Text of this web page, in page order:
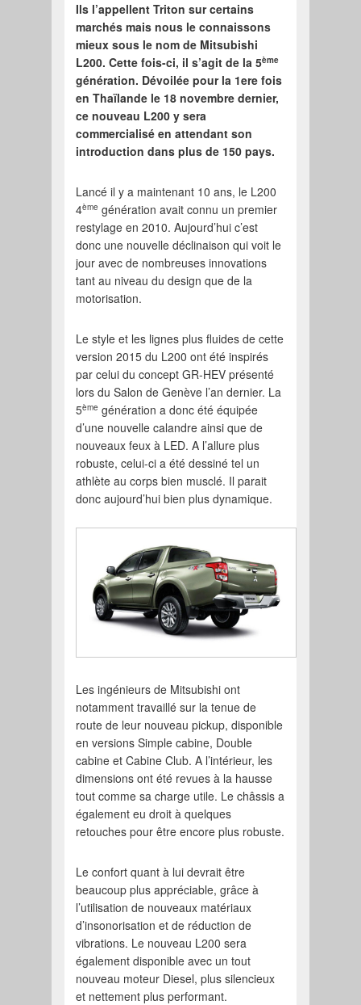
Ils l’appellent Triton sur certains
marchés mais nous le connaissons
mieux sous le nom de Mitsubishi
L200. Cette fois-ci, il s’agit de la 5ème
génération. Dévoilée pour la 1ere fois
en Thaïlande le 18 novembre dernier,
ce nouveau L200 y sera
commercialisé en attendant son
introduction dans plus de 150 pays.
Lancé il y a maintenant 10 ans, le L200
4ème génération avait connu un premier
restylage en 2010. Aujourd’hui c’est
donc une nouvelle déclinaison qui voit le
jour avec de nombreuses innovations
tant au niveau du design que de la
motorisation.
Le style et les lignes plus fluides de cette
version 2015 du L200 ont été inspirés
par celui du concept GR-HEV présenté
lors du Salon de Genève l’an dernier. La
5ème génération a donc été équipée
d’une nouvelle calandre ainsi que de
nouveaux feux à LED. A l’allure plus
robuste, celui-ci a été dessiné tel un
athlète au corps bien musclé. Il parait
donc aujourd’hui bien plus dynamique.
Les ingénieurs de Mitsubishi ont
notamment travaillé sur la tenue de
route de leur nouveau pickup, disponible
en versions Simple cabine, Double
cabine et Cabine Club. A l’intérieur, les
dimensions ont été revues à la hausse
tout comme sa charge utile. Le châssis a
également eu droit à quelques
retouches pour être encore plus robuste.
Le confort quant à lui devrait être
beaucoup plus appréciable, grâce à
l’utilisation de nouveaux matériaux
d’insonorisation et de réduction de
vibrations. Le nouveau L200 sera
également disponible avec un tout
nouveau moteur Diesel, plus silencieux
et nettement plus performant.